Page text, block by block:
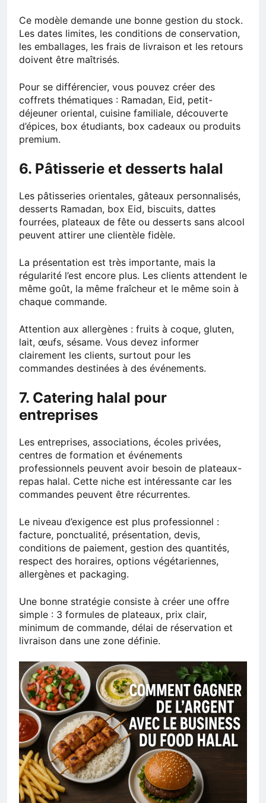
Ce modèle demande une bonne gestion du stock.
Les dates limites, les conditions de conservation,
les emballages, les frais de livraison et les retours
doivent être maîtrisés.
Pour se différencier, vous pouvez créer des
coffrets thématiques : Ramadan, Eid, petit-
déjeuner oriental, cuisine familiale, découverte
d’épices, box étudiants, box cadeaux ou produits
premium.
6. Pâtisserie et desserts halal
Les pâtisseries orientales, gâteaux personnalisés,
desserts Ramadan, box Eid, biscuits, dattes
fourrées, plateaux de fête ou desserts sans alcool
peuvent attirer une clientèle fidèle.
La présentation est très importante, mais la
régularité l’est encore plus. Les clients attendent le
même goût, la même fraîcheur et le même soin à
chaque commande.
Attention aux allergènes : fruits à coque, gluten,
lait, œufs, sésame. Vous devez informer
clairement les clients, surtout pour les
commandes destinées à des événements.
7. Catering halal pour
entreprises
Les entreprises, associations, écoles privées,
centres de formation et événements
professionnels peuvent avoir besoin de plateaux-
repas halal. Cette niche est intéressante car les
commandes peuvent être récurrentes.
Le niveau d’exigence est plus professionnel :
facture, ponctualité, présentation, devis,
conditions de paiement, gestion des quantités,
respect des horaires, options végétariennes,
allergènes et packaging.
Une bonne stratégie consiste à créer une offre
simple : 3 formules de plateaux, prix clair,
minimum de commande, délai de réservation et
livraison dans une zone définie.